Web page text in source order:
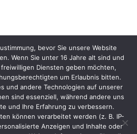
bevor Sie unsere Website
Wenn Sie unter 16 Jahre alt sind und
Diensten geben möchten,
um Erlaubnis bitten.
und andere Technologien auf unserer
sind essenziell, während andere uns
und Ihre Erfahrung zu verbessern.
können verarbeitet werden (z. B. IP-
Anzeigen und Inhalte oder